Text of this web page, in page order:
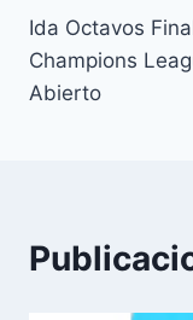
de
entradas
Ida Octavos
Champions
Abierto